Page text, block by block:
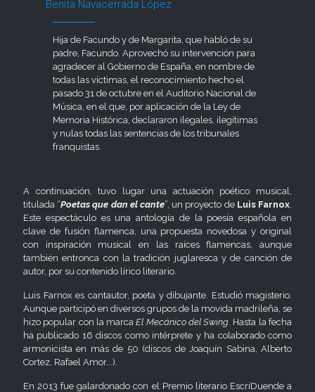
Benita Navacerrada López
Hija de Facundo y de Margarita, que habló de su
padre, Facundo. Aprovechó su intervención para
agradecer al Gobierno de España, en nombre de
todas las víctimas, el reconocimiento hecho el
pasado 31 de octubre en el Auditorio Nacional de
Música, en el que, por aplicación de la Ley de
Memoria Histórica, declararon ilegales, ilegítimas
y nulas todas las sentencias de los tribunales
franquistas.
A continuación, tuvo lugar una actuación poético musical,
titulada “Poetas que dan el cante”, un proyecto de Luis Farnox
Este espectáculo es una antología de la poesía española en
clave de fusión flamenca, una propuesta novedosa y original
con inspiración musical en las raíces flamencas, aunque
también entronca con la tradición juglaresca y de canción de
autor, por su contenido lírico literario.
Luis Farnox es cantautor, poeta y dibujante. Estudió magisterio.
Aunque participó en diversos grupos de la movida madrileña, se
hizo popular con la marcaEl Mecánico del Swing . Hasta la fecha
ha publicado 16 discos como intérprete y ha colaborado como
armonicista en más de 50 (discos de Joaquín Sabina, Alberto
Cortez, Rafael Amor...).
En 2013 fue galardonado con el Premio literario EscriDuende a